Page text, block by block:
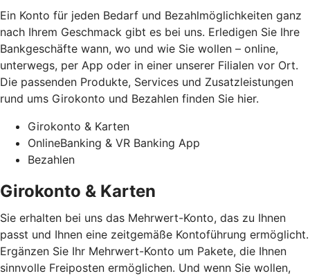
Ein Konto für jeden Bedarf und Bezahlmöglichkeiten ganz
nach Ihrem Geschmack gibt es bei uns. Erledigen Sie Ihre
Bankgeschäfte wann, wo und wie Sie wollen – online,
unterwegs, per App oder in einer unserer Filialen vor Ort.
Die passenden Produkte, Services und Zusatzleistungen
rund ums Girokonto und Bezahlen finden Sie hier.
Girokonto & Karten
OnlineBanking & VR Banking App
Bezahlen
Girokonto & Karten
Sie erhalten bei uns das Mehrwert-Konto, das zu Ihnen
passt und Ihnen eine zeitgemäße Kontoführung ermöglicht.
Ergänzen Sie Ihr Mehrwert-Konto um Pakete, die Ihnen
sinnvolle Freiposten ermöglichen. Und wenn Sie wollen,